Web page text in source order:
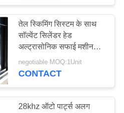
तेल स्किमिंग सिस्टम के साथ
सॉल्वेंट सिलेंडर हेड
अल्ट्रासोनिक सफाई मशीन
28K
negotiable MOQ:1Unit
CONTACT
28khz ऑटो पार्ट्स अलग